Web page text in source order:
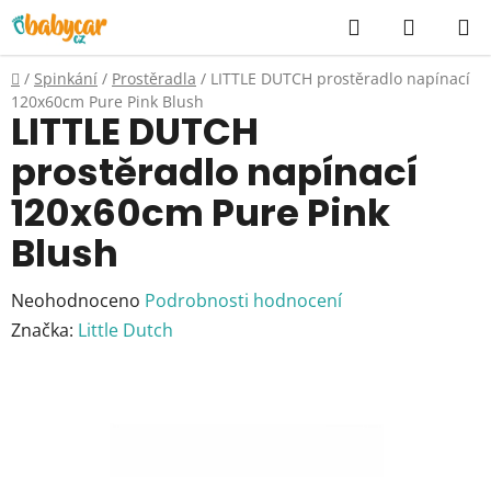
Přejít
na
obsah
Hledat
KOŠÍK
Domů
/ Spinkání / Prostěradla / LITTLE DUTCH prostěradlo napínací
120x60cm Pure Pink Blush
LITTLE DUTCH
prostěradlo napínací
120x60cm Pure Pink
Blush
Průměrné
hodnocení
Neohodnoceno Podrobnosti hodnocení
Značka: Little Dutch